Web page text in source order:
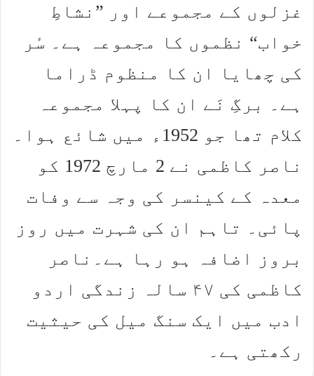
غزلوں کے مجموعے اور ”نشاطِ
خواب“ نظموں کا مجموعہ ہے۔ سٔر
کی چھایا ان کا منظوم ڈراما
ہے۔ برگِ نَے ان کا پہلا مجموعہ
کلام تھا جو 1952ء میں شائع ہوا۔
ناصر کاظمی نے 2 مارچ 1972 کو
معدہ کے کینسر کی وجہ سے وفات
پائی۔ تاہم ان کی شہرت میں روز
بروز اضافہ ہو رہا ہے۔ناصر
کاظمی کی ۴۷ سالہ زندگی اردو
ادب میں ایک سنگ میل کی حیثیت
رکھتی ہے۔